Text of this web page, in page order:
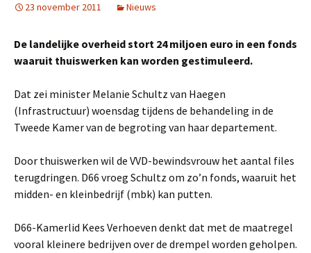
23 november 2011 Nieuws
De landelijke overheid stort 24 miljoen euro in een fonds
waaruit thuiswerken kan worden gestimuleerd.
Dat zei minister Melanie Schultz van Haegen
(Infrastructuur) woensdag tijdens de behandeling in de
Tweede Kamer van de begroting van haar departement.
Door thuiswerken wil de VVD-bewindsvrouw het aantal files
terugdringen. D66 vroeg Schultz om zo’n fonds, waaruit het
midden- en kleinbedrijf (mbk) kan putten.
D66-Kamerlid Kees Verhoeven denkt dat met de maatregel
vooral kleinere bedrijven over de drempel worden geholpen.